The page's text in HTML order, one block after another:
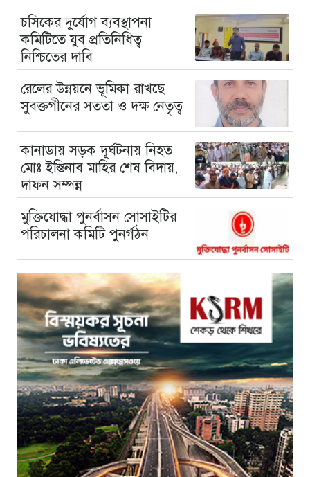
চসিকের দুর্যোগ ব্যবস্থাপনা
কমিটিতে যুব প্রতিনিধিত্ব
নিশ্চিতের দাবি
রেলের উন্নয়নে ভূমিকা রাখছে
সুবক্তগীনের সততা ও দক্ষ নেতৃত্ব
কানাডায় সড়ক দূর্ঘটনায় নিহত
মোঃ ইস্তিনাব মাহির শেষ বিদায়,
দাফন সম্পন্ন
মুক্তিযোদ্ধা পুনর্বাসন সোসাইটির
পরিচালনা কমিটি পুনর্গঠন